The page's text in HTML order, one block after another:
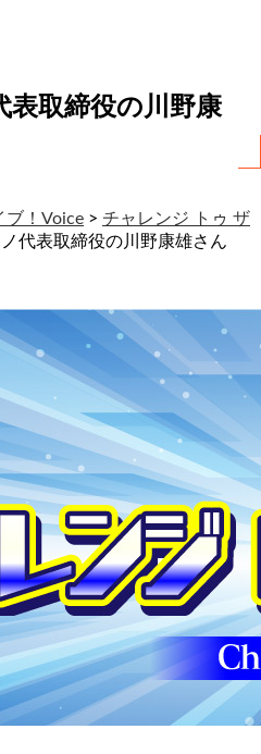
表取締役の川野康
ブ！Voice > チャレンジ トゥ ザ
代表取締役の川野康雄さん